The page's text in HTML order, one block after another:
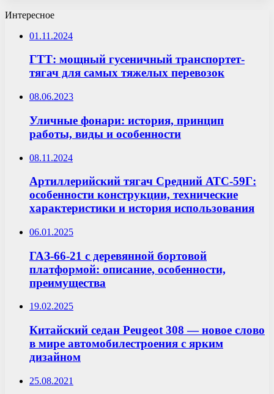
Интересное
01.11.2024
ГТТ: мощный гусеничный транспортет-
тягач для самых тяжелых перевозок
08.06.2023
Уличные фонари: история, принцип
работы, виды и особенности
08.11.2024
Артиллерийский тягач Средний АТС-59Г:
особенности конструкции, технические
характеристики и история использования
06.01.2025
ГАЗ-66-21 с деревянной бортовой
платформой: описание, особенности,
преимущества
19.02.2025
Китайский седан Peugeot 308 — новое слово
в мире автомобилестроения с ярким
дизайном
25.08.2021